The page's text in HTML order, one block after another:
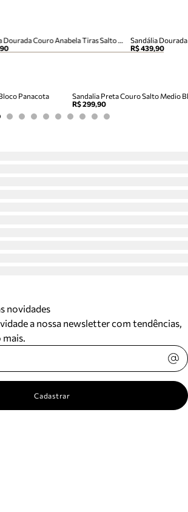
Sandália Dourada Couro Anabela Tiras Salto Médio
Sandália
R$ 439,90
Panacota
Sandalia Preta Couro Salto Medio
R$ 299,90
novidades
a nossa newsletter com tendências,
Cadastrar